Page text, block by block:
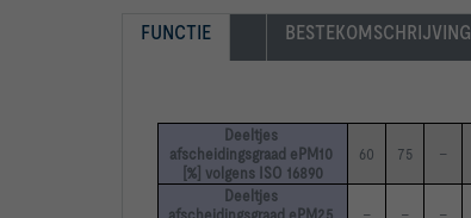
FUNCTIE BESTEKOMSCHRIJVING
Deeltjes
afscheidingsgraad ePM10
[%] volgens ISO 16890
60 75 –
Deeltjes